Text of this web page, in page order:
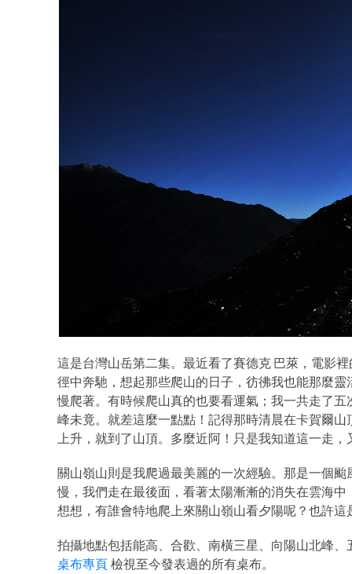
這是台灣山岳第二集。最近看了賽德克‧巴萊，電影
徑中奔馳，想起那些爬山的日子，彷彿我也能那麼
慢爬著。有時候爬山真的也要看運氣；我一共走了
峰未竟。就差這麼一點點！記得那時清晨在卡賀爾
上升，就到了山頂。多麼近阿！只是我知道這一走
關山嶺山則是我爬過最美麗的一次經驗。那是一個
慢，我們走在最後面，看著太陽漸漸的消失在雲海
想想，有誰會特地爬上來關山嶺山看夕陽呢？也許這
拍攝地點包括能高、合歡、南橫三星、向陽山北峰
桌布專頁 檢視至今發表過的所有桌布。